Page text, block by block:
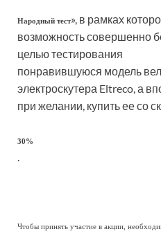
Народный тест», в рамках
возможность совершенно
целью тестирования
понравившуюся модель
электроскутера Eltreco, а
при желании, купить ее со
30%
.
Чтобы принять участие в акции,